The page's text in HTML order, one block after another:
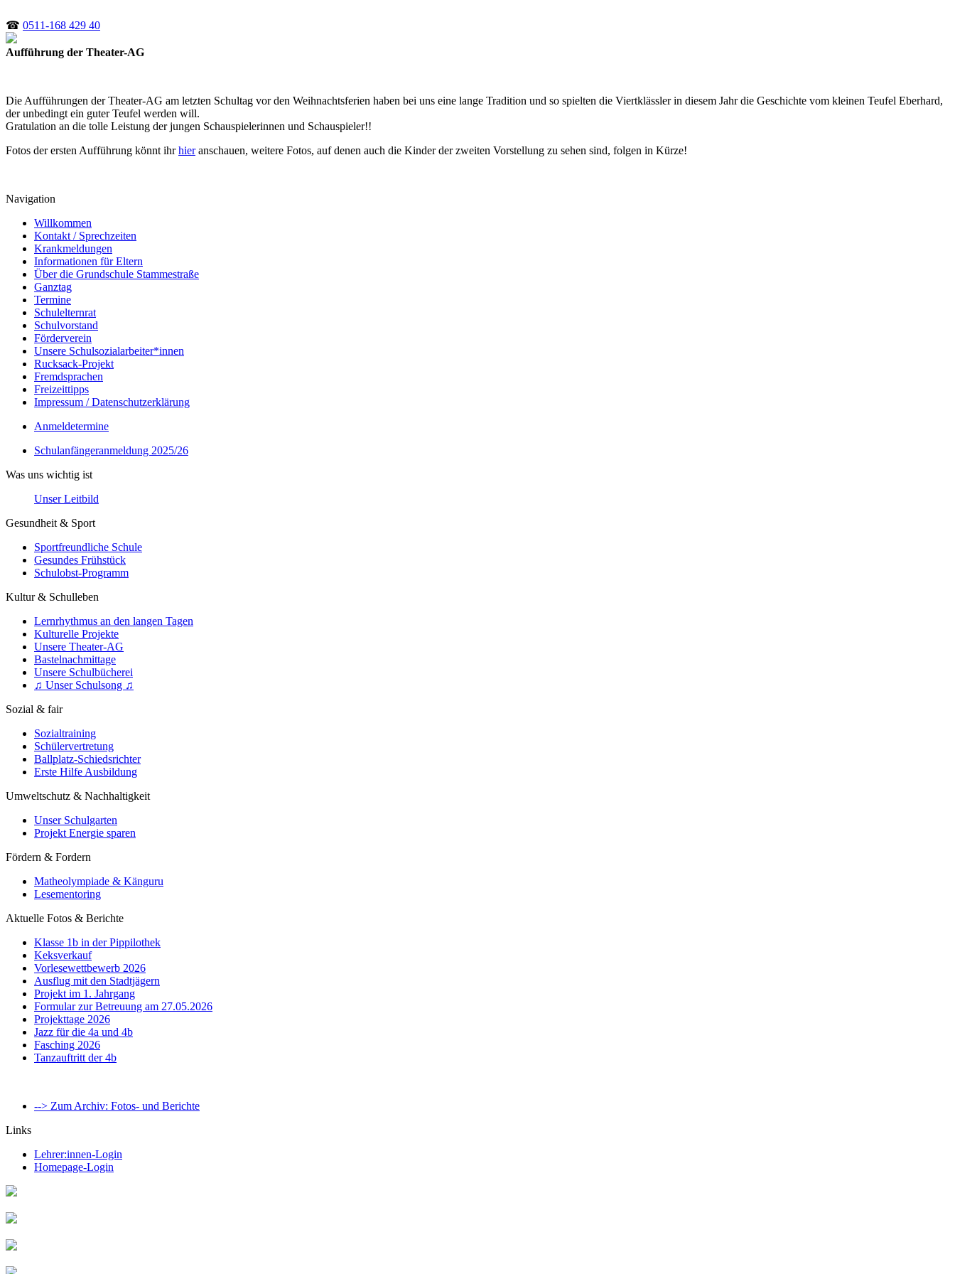
☎ 0511-168 429 40
Aufführung der Theater-AG
Die Aufführungen der Theater-AG am letzten Schultag vor den Weihnachtsferien haben bei uns eine lange Tradition und so spielten die Viertklässler in diesem Jahr die Geschichte vom kleinen Teufel Eberhard,
der unbedingt ein guter Teufel werden will.
Gratulation an die tolle Leistung der jungen Schauspielerinnen und Schauspieler!!
Fotos der ersten Aufführung könnt ihrhieranschauen, weitere Fotos, auf denen auch die Kinder der zweiten Vorstellung zu sehen sind, folgen in Kürze!
Navigation
Willkommen
Kontakt / Sprechzeiten
Krankmeldungen
Informationen für Eltern
Über die Grundschule Stammestraße
Ganztag
Termine
Schulelternrat
Schulvorstand
Förderverein
Unsere Schulsozialarbeiter*innen
Rucksack-Projekt
Fremdsprachen
Freizeittipps
Impressum / Datenschutzerklärung
Anmeldetermine
Schulanfängeranmeldung 2025/26
Was uns wichtig ist
Unser Leitbild
Gesundheit & Sport
Sportfreundliche Schule
Gesundes Frühstück
Schulobst-Programm
Kultur & Schulleben
Lernrhythmus an den langen Tagen
Kulturelle Projekte
Unsere Theater-AG
Bastelnachmittage
Unsere Schulbücherei
♫ Unser Schulsong ♫
Sozial & fair
Sozialtraining
Schülervertretung
Ballplatz-Schiedsrichter
Erste Hilfe Ausbildung
Umweltschutz & Nachhaltigkeit
Unser Schulgarten
Projekt Energie sparen
Fördern & Fordern
Matheolympiade & Känguru
Lesementoring
Aktuelle Fotos & Berichte
Klasse 1b in der Pippilothek
Keksverkauf
Vorlesewettbewerb 2026
Ausflug mit den Stadtjägern
Projekt im 1. Jahrgang
Formular zur Betreuung am 27.05.2026
Projekttage 2026
Jazz für die 4a und 4b
Fasching 2026
Tanzauftritt der 4b
--> Zum Archiv: Fotos- und Berichte
Links
Lehrer:innen-Login
Homepage-Login